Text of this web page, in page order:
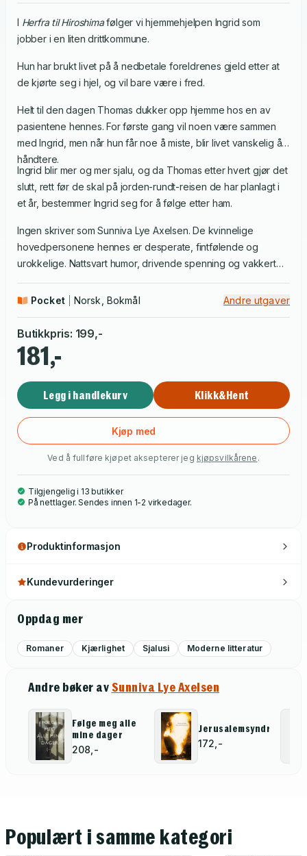
I Herfra til Hiroshimafølger vi hjemmehjelpen Ingrid som
jobber i en liten drittkommune.
Hun har brukt livet på å nedbetale foreldrenes gjeld etter at
de kjørte seg i hjel, og vil bare være i fred.
Helt til den dagen Thomas dukker opp hjemme hos en av
pasientene hennes. For første gang vil noen være sammen
med Ingrid, men når hun får noe å miste, blir livet vanskelig å
håndtere.
Ingrid blir mer og mer sjalu, og da Thomas etter hvert gjør det
slutt, rett før de skal på jorden-rundt-reisen de har planlagt i
et år, bestemmer Ingrid seg for å følge etter ham.
Ingen skriver som Sunniva Lye Axelsen. De kvinnelige
hovedpersonene hennes er desperate, fintfølende og
urokkelige. Nattsvart humor, drivende spenning og vakkert
Pocket
Norsk, Bokmål Andre utgaver
Butikkpris: 199,-
181,-
Legg i handlekurv Klikk&Hent
Kjøp med
Ved å fullføre kjøpet aksepterer jeg kjøpsvilkårene .
Tilgjengelig i 13 butikker
På nettlager. Sendes innen 1-2 virkedager.
Produktinformasjon
Kundevurderinger
Oppdag mer
Romaner Kjærlighet Sjalusi Moderne litteratur
Andre bøker avSunniva Lye Axelsen
Følge meg alle
mine dager
208,-
Jerusalemsyndromet
172,-
Populært i samme kategori